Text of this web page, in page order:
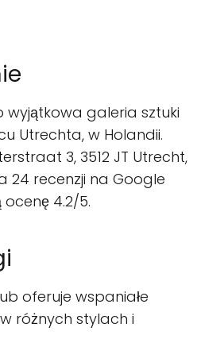
wyjątkowa galeria sztuki
Utrechta, w Holandii.
3, 3512 JT Utrecht,
24 recenzji na Google
ocenę 4.2/5.
oferuje wspaniałe
różnych stylach i